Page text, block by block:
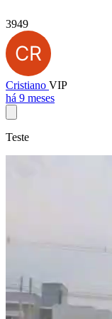
3949
Cristiano VIP
há 9 meses
Teste